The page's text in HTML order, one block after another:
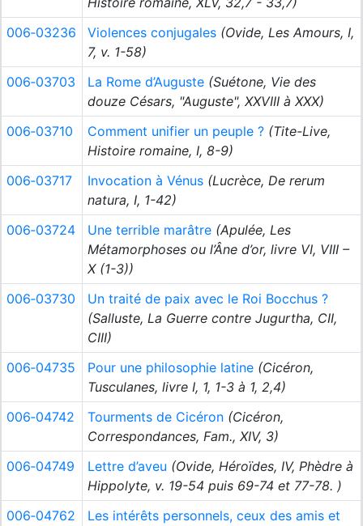
006‑03236
Violences conjugales (Ovide, Les Amours, I,
7, v. 1-58)
006‑03703
La Rome d’Auguste (Suétone, Vie des
douze Césars, "Auguste", XXVIII à XXX)
006‑03710
Comment unifier un peuple ? (Tite-Live,
Histoire romaine, I, 8-9)
006‑03717
Invocation à Vénus (Lucrèce, De rerum
natura, I, 1-42)
006‑03724
Une terrible marâtre (Apulée, Les
Métamorphoses ou l’Âne d’or, livre VI, VIII –
X (1-3))
006‑03730
Un traité de paix avec le Roi Bocchus ?
(Salluste, La Guerre contre Jugurtha, CII,
CIII)
006‑04735
Pour une philosophie latine (Cicéron,
Tusculanes, livre I, 1, 1-3 à 1, 2,4)
006‑04742
Tourments de Cicéron (Cicéron,
Correspondances, Fam., XIV, 3)
006‑04749
Lettre d’aveu (Ovide, Héroïdes, IV, Phèdre à
Hippolyte, v. 19-54 puis 69-74 et 77-78. )
006‑04762
Les intérêts personnels, ceux des amis et